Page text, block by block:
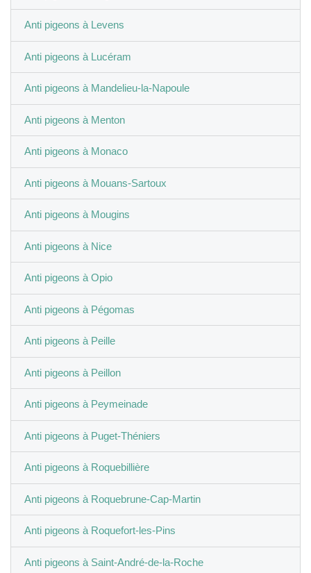
Anti pigeons à Levens
Anti pigeons à Lucéram
Anti pigeons à Mandelieu-la-Napoule
Anti pigeons à Menton
Anti pigeons à Monaco
Anti pigeons à Mouans-Sartoux
Anti pigeons à Mougins
Anti pigeons à Nice
Anti pigeons à Opio
Anti pigeons à Pégomas
Anti pigeons à Peille
Anti pigeons à Peillon
Anti pigeons à Peymeinade
Anti pigeons à Puget-Théniers
Anti pigeons à Roquebillière
Anti pigeons à Roquebrune-Cap-Martin
Anti pigeons à Roquefort-les-Pins
Anti pigeons à Saint-André-de-la-Roche